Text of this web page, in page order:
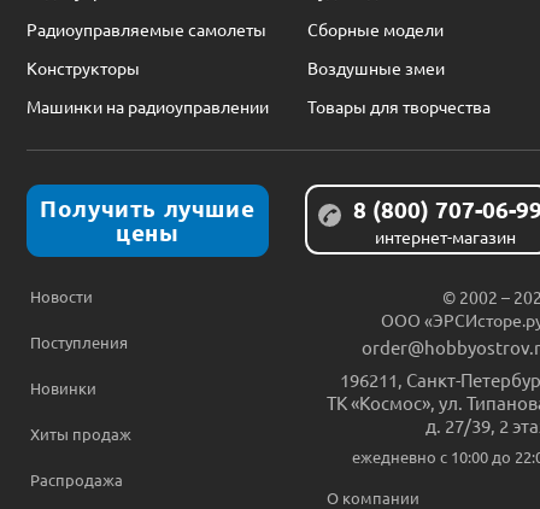
Радиоуправляемые самолеты
Сборные модели
Конструкторы
Воздушные змеи
Машинки на радиоуправлении
Товары для творчества
Получить лучшие
цены
8 (800) 707-06-
интернет-магазин
Новости
Поступления
Новинки
Хиты продаж
Распродажа
© 2002 –
ООО
196211 Санкт-
ТК «Космос», ул.
д. 27/39, 2
ежедневно c 10:00 до
О компании